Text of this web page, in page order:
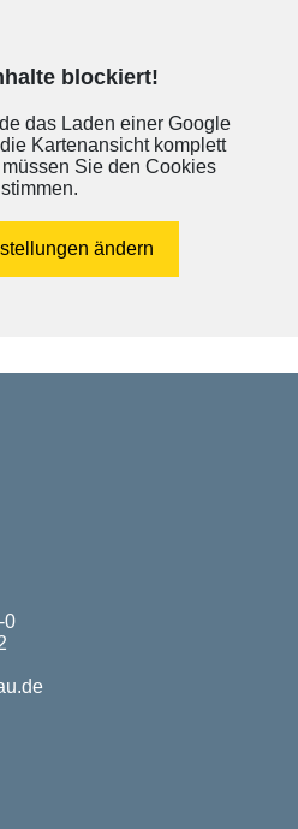
blockiert!
das Laden einer Google
Kartenansicht komplett
Sie den Cookies
ändern
0